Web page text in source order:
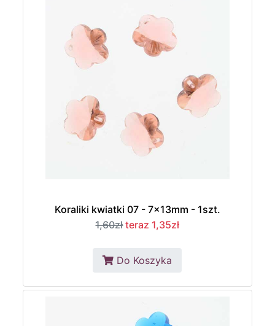
Koraliki kwiatki 07 - 7x13mm - 1szt.
1,60zł teraz 1,35zł
Do Koszyka